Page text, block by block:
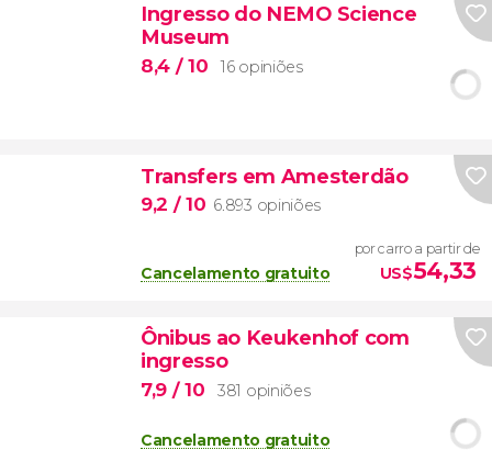
Ingresso do NEMO Science
Museum
8,4 / 10 16 opiniões
Transfers em Amesterdão
9,2 / 10 6.893 opiniões
Cancelamento gratuito
por carro a partir de
US$54,33
Ônibus ao Keukenhof com
ingresso
7,9 / 10 381 opiniões
Cancelamento gratuito